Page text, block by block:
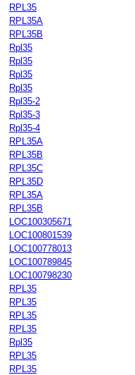
RPL35
RPL35A
RPL35B
Rpl35
Rpl35
Rpl35
Rpl35
Rpl35-2
Rpl35-3
Rpl35-4
RPL35A
RPL35B
RPL35C
RPL35D
RPL35A
RPL35B
LOC100305671
LOC100801539
LOC100778013
LOC100789845
LOC100798230
RPL35
RPL35
RPL35
RPL35
Rpl35
RPL35
RPL35